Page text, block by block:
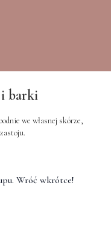
i barki
we własnej skórze,
Wróć wkrótce!